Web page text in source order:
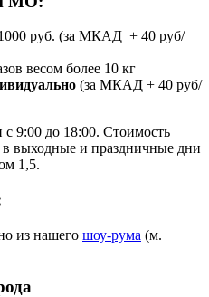
руб. (за МКАД + 40 руб/
весом более 10 кг
(за МКАД + 40 руб/
с 9:00 до 18:00. Стоимость
в выходные и праздничные дни
1,5.
из нашего шоу-рума (м.